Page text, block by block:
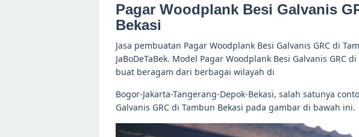
Pagar Woodplank Besi Galvanis
Bekasi
Jasa pembuatan Pagar Woodplank Besi Galvanis GRC di
JaBoDeTaBek. Model Pagar Woodplank Besi Galvanis GRC
buat beragam dari berbagai wilayah di
Bogor-Jakarta-Tangerang-Depok-Bekasi, salah satunya
Galvanis GRC di Tambun Bekasi pada gambar di bawah ini.